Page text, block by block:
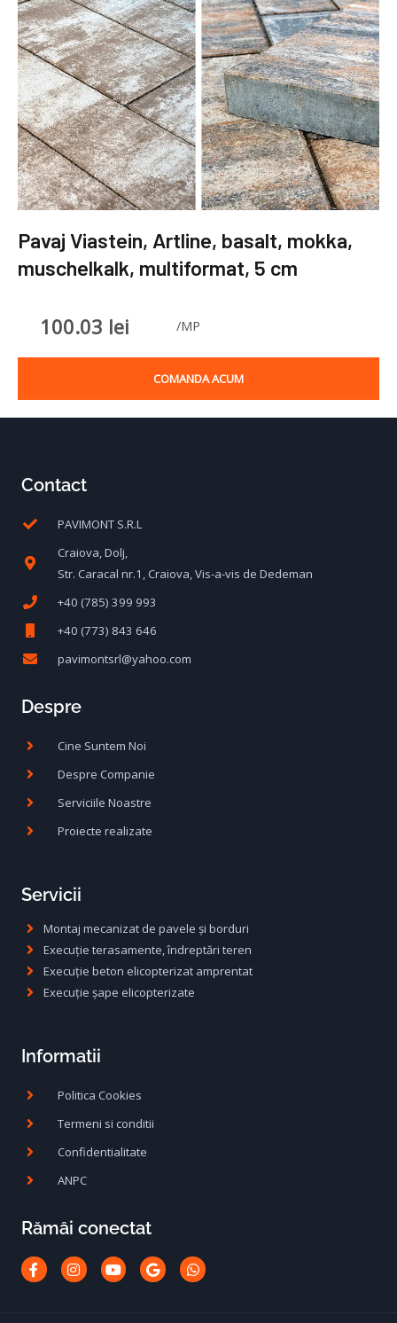
Pavaj Viastein, Artline, basalt, mokka,
muschelkalk, multiformat, 5 cm
100.03 lei /MP
COMANDA ACUM
Contact
PAVIMONT S.R.L
Craiova, Dolj,
Str. Caracal nr.1, Craiova, Vis-a-vis de Dedeman
+40 (785) 399 993
+40 (773) 843 646
pavimontsrl@yahoo.com
Despre
Cine Suntem Noi
Despre Companie
Serviciile Noastre
Proiecte realizate
Servicii
Montaj mecanizat de pavele și borduri
Execuție terasamente, îndreptări teren
Execuție beton elicopterizat amprentat
Execuție șape elicopterizate
Informatii
Politica Cookies
Termeni si conditii
Confidentialitate
ANPC
Rămâi conectat
Facebook-
f
Instagram
YoutubeGoogleWhatsapp